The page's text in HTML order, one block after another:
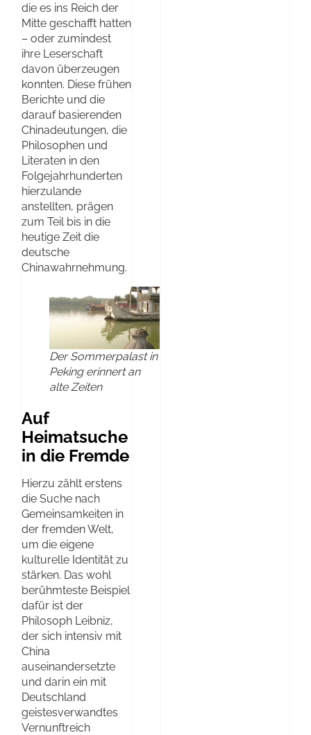
die es ins Reich der
Mitte geschafft hatten
– oder zumindest
ihre Leserschaft
davon überzeugen
konnten. Diese frühen
Berichte und die
darauf basierenden
Chinadeutungen, die
Philosophen und
Literaten in den
Folgejahrhunderten
hierzulande
anstellten, prägen
zum Teil bis in die
heutige Zeit die
deutsche
Chinawahrnehmung.
Der Sommerpalast in
Peking erinnert an
alte Zeiten
Auf
Heimatsuche
in die Fremde
Hierzu zählt erstens
die Suche nach
Gemeinsamkeiten in
der fremden Welt,
um die eigene
kulturelle Identität zu
stärken. Das wohl
berühmteste Beispiel
dafür ist der
Philosoph Leibniz,
der sich intensiv mit
China
auseinandersetzte
und darin ein mit
Deutschland
geistesverwandtes
Vernunftreich